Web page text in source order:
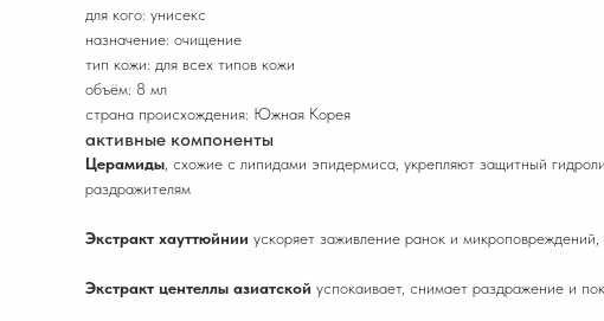
для кого: унисекс
назначение: очищение
тип кожи: для всех типов кожи
объём: 8 мл
страна происхождения: Южная Корея
активные компоненты
Церамиды , схожие с липидами эпидермиса, укрепляют защитный
раздражителям
Экстракт хауттюйнии ускоряет заживление ранок и
Экстракт центеллы азиатской успокаивает, снимает раздражение и